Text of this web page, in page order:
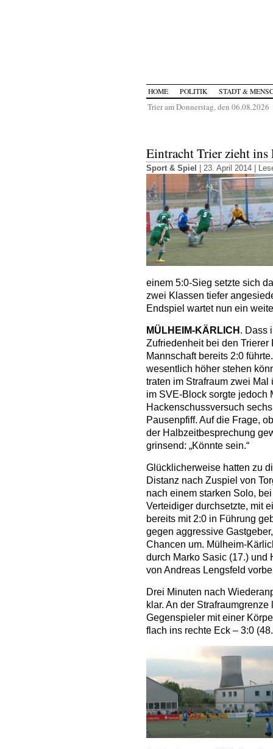
HOME POLITIK STADT &
Trier am Donnerstag, den 06.08.2026
Eintracht Trier zieht ins
Sport & Spiel | 23. April 2014 |
einem 5:0-Sieg setzte sich
zwei Klassen tiefer
Endspiel wartet nun ein
MÜLHEIM-KÄRLICH . Dass
Zufriedenheit bei den Trierer
Mannschaft bereits 2:0
wesentlich höher stehen
traten im Strafraum zwei
im SVE-Block sorgte jedoch
Hackenschussversuch
Pausenpfiff. Auf die Frage,
der Halbzeitbesprechung
grinsend: „Könnte sein.“
Glücklicherweise hatten zu
Distanz nach Zuspiel von
nach einem starken Solo,
Verteidiger durchsetzte, mit
bereits mit 2:0 in Führung
gegen aggressive
Chancen um. Mülheim-
durch Marko Sasic (17.) und
von Andreas Lengsfeld
Drei Minuten nach
klar. An der
Gegenspieler mit einer
flach ins rechte Eck – 3:0